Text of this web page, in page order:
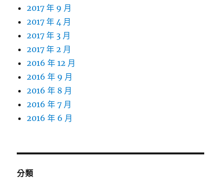
2017 年 9 月
2017 年 4 月
2017 年 3 月
2017 年 2 月
2016 年 12 月
2016 年 9 月
2016 年 8 月
2016 年 7 月
2016 年 6 月
分類